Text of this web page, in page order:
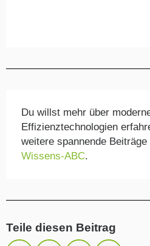
Du willst mehr über
Effizienztechnologien
weitere spannende Beiträge
Wissens-ABC.
Teile diesen Beitrag